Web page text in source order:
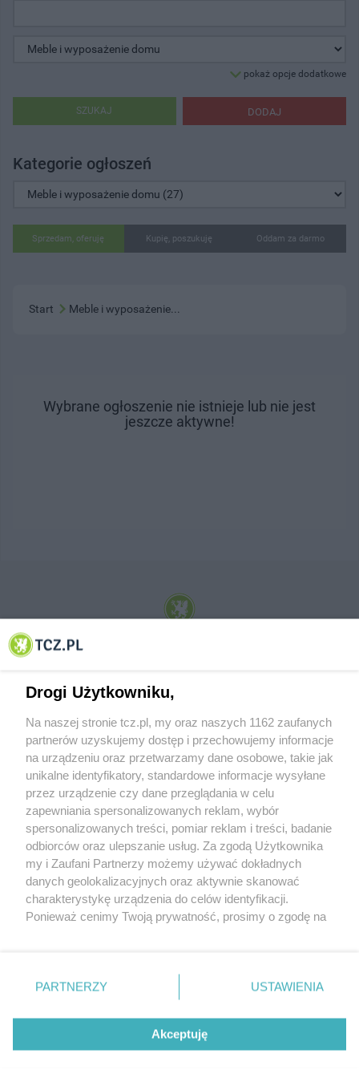
pokaż opcje dodatkowe
DODAJ
SZUKAJ
Kategorie ogłoszeń
Sprzedam, oferuję Kupię, poszukuję Oddam za darmo
Start Meble i wyposażenie...
Wybrane ogłoszenie nie istnieje lub nie jest
jeszcze aktywne!
© 2001-2026 Tczew - TCZ.PL Sp. z o.o. Internetowy Serwis Informacyjny Miasta
O FIRMIE POLITYKA PRYWATNOŚCI HOSTING
REKLAMA WSPÓŁPRACA RSS FACEBOOK KONTAKT
Nasze serwisy
Aktualności
Tcz24
Historia miasta
Muzyka i kultura
Archiwum wydarzeń
Zdjęcia miasta
Drogi Użytkowniku,
Na naszej stronie tcz.pl, my oraz naszych 1162 zaufanych
partnerów uzyskujemy dostęp i przechowujemy informacje
na urządzeniu oraz przetwarzamy dane osobowe, takie jak
unikalne identyfikatory, standardowe informacje wysyłane
przez urządzenie czy dane przeglądania w celu
zapewniania spersonalizowanych reklam, wybór
spersonalizowanych treści, pomiar reklam i treści, badanie
odbiorców oraz ulepszanie usług. Za zgodą Użytkownika
my i Zaufani Partnerzy możemy używać dokładnych
danych geolokalizacyjnych oraz aktywnie skanować
charakterystykę urządzenia do celów identyfikacji.
Ponieważ cenimy Twoją prywatność, prosimy o zgodę na
znajdujący się w lewym dolnym rogu strony
. Niektóre
przetwarzaniu. Preferencje będą miały zastosowania tylko
PARTNERZY USTAWIENIA
Akceptuję